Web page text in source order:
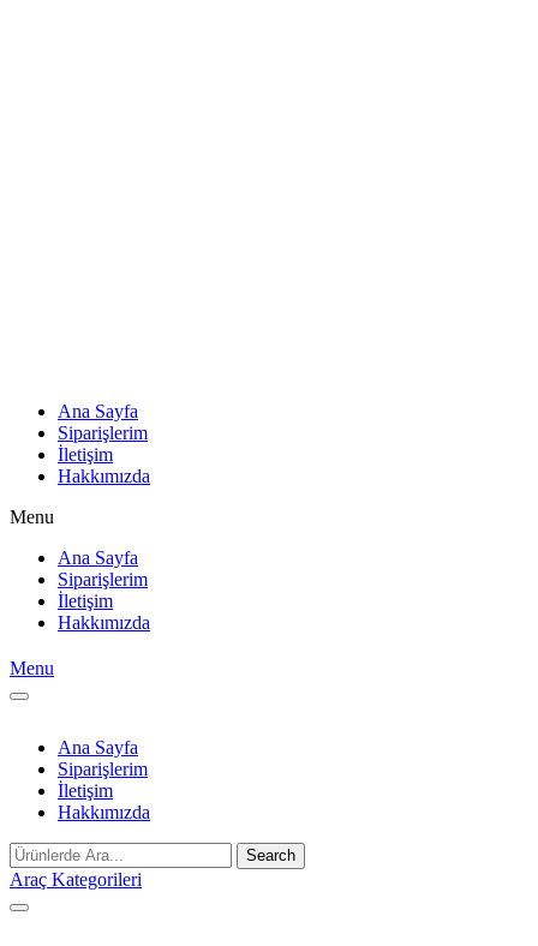
Ana Sayfa
Siparişlerim
İletişim
Hakkımızda
Menu
Ana Sayfa
Siparişlerim
İletişim
Hakkımızda
Menu
Ana Sayfa
Siparişlerim
İletişim
Hakkımızda
Search
Araç Kategorileri